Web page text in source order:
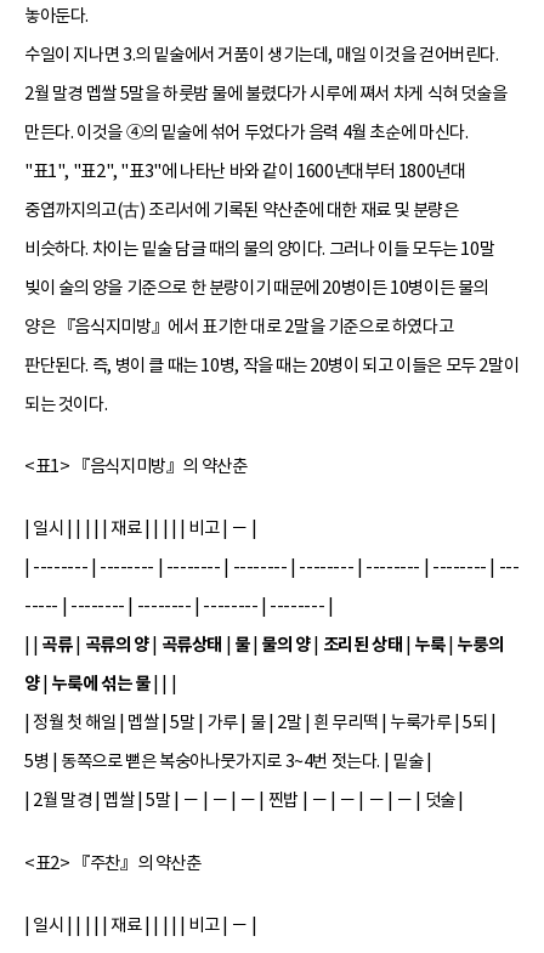
놓아둔다.
수일이 지나면 3.의 밑술에서 거품이 생기는데, 매일 이것을 걷어버린다.
2월 말경 멥쌀 5말을 하룻밤 물에 불렸다가 시루에 쪄서 차게 식혀 덧술을
만든다. 이것을 ④의 밑술에 섞어 두었다가 음력 4월 초순에 마신다.
"표1", "표2", "표3"에 나타난 바와 같이 1600년대부터 1800년대
중엽까지의고(古) 조리서에 기록된 약산춘에 대한 재료 및 분량은
비슷하다. 차이는 밑술 담글 때의 물의 양이다. 그러나 이들 모두는 10말
빚이 술의 양을 기준으로 한 분량이기 때문에 20병이든 10병이든 물의
양은 『음식지미방』에서 표기한 대로 2말을 기준으로 하였다고
판단된다. 즉, 병이 클 때는 10병, 작을 때는 20병이 되고 이들은 모두 2말이
되는 것이다.
<표1> 『음식지미방』의 약산춘
| 일시 | | | | | 재료 | | | | | 비고 | － |
| -------- | -------- | -------- | -------- | -------- | -------- | -------- | ---
----- | -------- | -------- | -------- | -------- |
곡류| 곡류의 양| 곡류상태 물| 물의 양| 조리된 상태 누룩| 누룽의
양| 누룩에 섞는 물| | |
| 정월 첫 해일 | 멥쌀 | 5말 | 가루 | 물 | 2말 | 흰 무리떡 | 누룩가루 | 5되 |
5병 | 동쪽으로 뻗은 복숭아나뭇가지로 3~4번 젓는다. | 밑술 |
| 2월 말경 | 멥쌀 | 5말 | － | － | － | 찐밥 | － | － | － | － | 덧술 |
<표2> 『주찬』의 약산춘
| 일시 | | | | | 재료 | | | | | 비고 | － |